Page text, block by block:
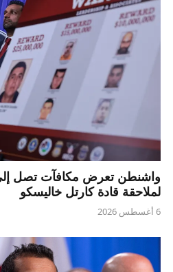
لملاحقة قادة كارتل خاليسكو
6 أغسطس 2026